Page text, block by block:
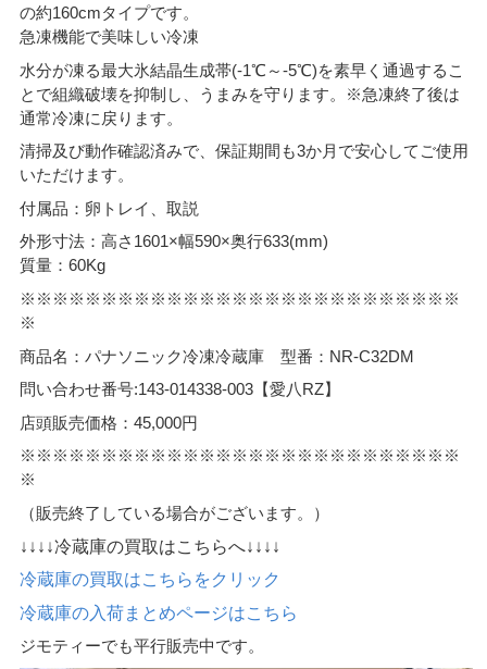
の約160cmタイプです。
急凍機能で美味しい冷凍
水分が凍る最大氷結晶生成帯(-1℃～-5℃)を素早く通過するこ
とで組織破壊を抑制し、うまみを守ります。※急凍終了後は
通常冷凍に戻ります。
清掃及び動作確認済みで、保証期間も3か月で安心してご使用
いただけます。
付属品：卵トレイ、取説
外形寸法：高さ1601×幅590×奥行633(mm)
質量：60Kg
※※※※※※※※※※※※※※※※※※※※※※※※※※※
※
商品名：パナソニック冷凍冷蔵庫 型番：NR-C32DM
問い合わせ番号:143-014338-003【愛八RZ】
店頭販売価格：45,000円
※※※※※※※※※※※※※※※※※※※※※※※※※※※
※
（販売終了している場合がございます。）
↓↓↓↓冷蔵庫の買取はこちらへ↓↓↓↓
冷蔵庫の買取はこちらをクリック
冷蔵庫の入荷まとめページはこちら
ジモティーでも平行販売中です。